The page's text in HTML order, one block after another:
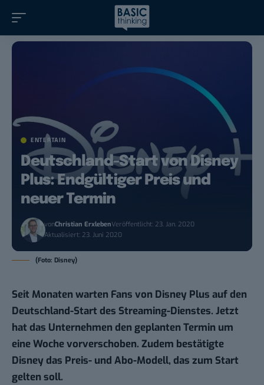
ENTERTAIN
Deutschland-Start von Disney
Plus: Endgültiger Preis und
neuer Termin
vonChristian ErxlebenVeröffentlicht: 23. Jan. 2020
Aktualisiert: 23. Juni 2020
(Foto: Disney)
Seit Monaten warten Fans von Disney Plus aufden
Deutschland-Start des Streaming-Dienstes. Jetzt
hat das Unternehmen den geplanten Termin um
eine Woche vorverschoben. Zudem bestätigte
Disney das Preis- und Abo-Modell, das zum Start
gelten soll.